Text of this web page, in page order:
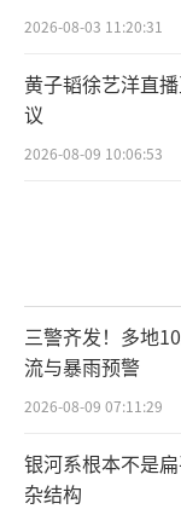
2026-08-03 11:20:31
黄子韬徐艺洋直
议
2026-08-09 10:06:53
三警齐发！多地
流与暴雨预警
2026-08-09 07:11:29
银河系根本不是
杂结构